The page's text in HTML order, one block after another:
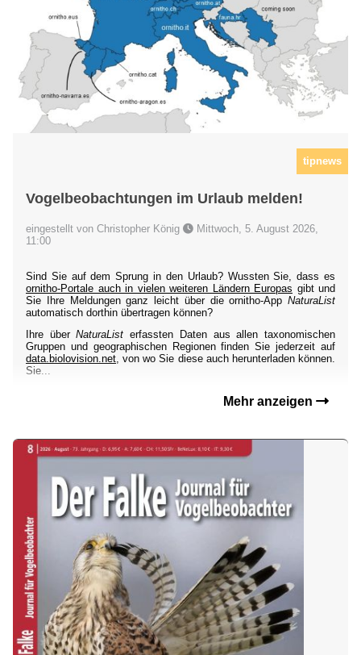
tipnews
Vogelbeobachtungen im Urlaub melden!
eingestellt von Christopher König
Mittwoch, 5. August 2026,
11:00
Sind Sie auf dem Sprung in den Urlaub? Wussten Sie, dass es
ornitho-Portale auch in vielen weiteren Ländern Europas gibt und
Sie Ihre Meldungen ganz leicht über die ornitho-App NaturaList
automatisch dorthin übertragen können?
Ihre überNaturaList erfassten Daten aus allen taxonomischen
Gruppen und geographischen Regionen finden Sie jederzeit auf
data.biolovision.net, von wo Sie diese auch herunterladen können.
Sie...
Mehr anzeigen